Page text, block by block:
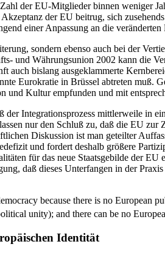
der EU-Mitglieder binnen weniger
der EU beitrug, sich
einer Anpassung an die
sondern ebenso auch bei der
und Währungsunion 2002 kann die
auch bislang ausgeklammerte
Eurokratie in Brüssel abtreten muß.
und Kultur empfunden und mit
der Integrationsprozess mittlerweile in
nur den Schluß zu, daß die EU
Diskussion ist man geteilter
und fordert deshalb größere
für das neue Staatsgebilde der
daß dieses Unterfangen in der
because there is no European
unity); and there can be no
Identität